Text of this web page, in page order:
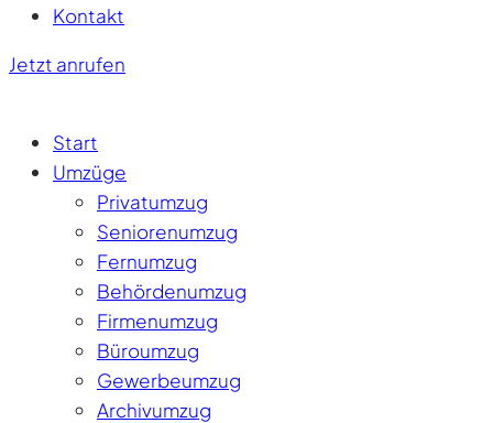
Kontakt
Jetzt anrufen
Start
Umzüge
Privatumzug
Seniorenumzug
Fernumzug
Behördenumzug
Firmenumzug
Büroumzug
Gewerbeumzug
Archivumzug